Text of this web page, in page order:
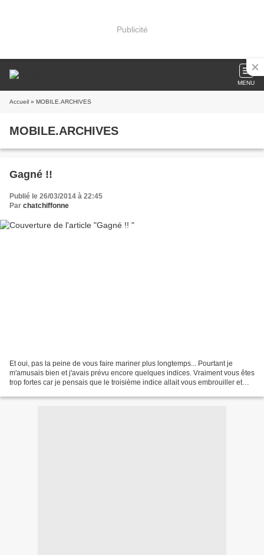
Publicité
MENU
Accueil » MOBILE.ARCHIVES
MOBILE.ARCHIVES
Gagné !!
Publié le 26/03/2014 à 22:45
Par chatchiffonne
Et oui, pas la peine de vous faire mariner plus longtemps... Pourtant je
m'amusais bien et j'avais prévu encore quelques indices. Vraiment vous êtes
trop fortes car je pensais que le troisième indice allait vous embrouiller et